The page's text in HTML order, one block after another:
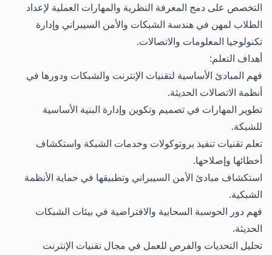
التخصص على دمج المعرفة النظرية والمهارات العملية لإعداد
الطلاب لمهن في هندسة الشبكات والأمن السيبراني وإدارة
تكنولوجيا المعلومات والاتصالات.
أهداف التعلم:
فهم المبادئ الأساسية لتقنيات الإنترنت والشبكات ودورها في
أنظمة الاتصالات الحديثة.
تطوير المهارات في تصميم وتكوين وإدارة البنية الأساسية
للشبكة.
تعلم تقنيات تنفيذ بروتوكولات وخدمات الشبكة واستكشاف
أخطائها وإصلاحها.
استكشاف مبادئ الأمن السيبراني وتطبيقها في حماية الأنظمة
الشبكية.
فهم دور الحوسبة السحابية والافتراضية في بيئات الشبكات
الحديثة.
تحليل التحديات والفرص للعمل في مجال تقنيات الإنترنت